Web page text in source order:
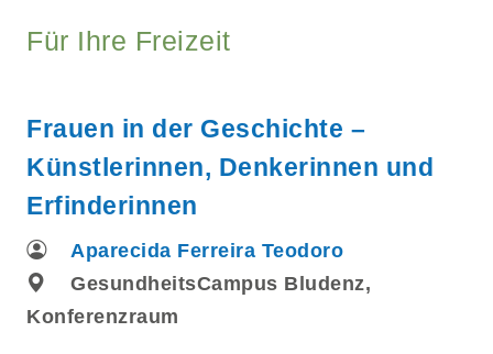
Für Ihre Freizeit
Frauen in der Geschichte –
Künstlerinnen, Denkerinnen und
Erfinderinnen
Aparecida Ferreira Teodoro
GesundheitsCampus Bludenz,
Konferenzraum